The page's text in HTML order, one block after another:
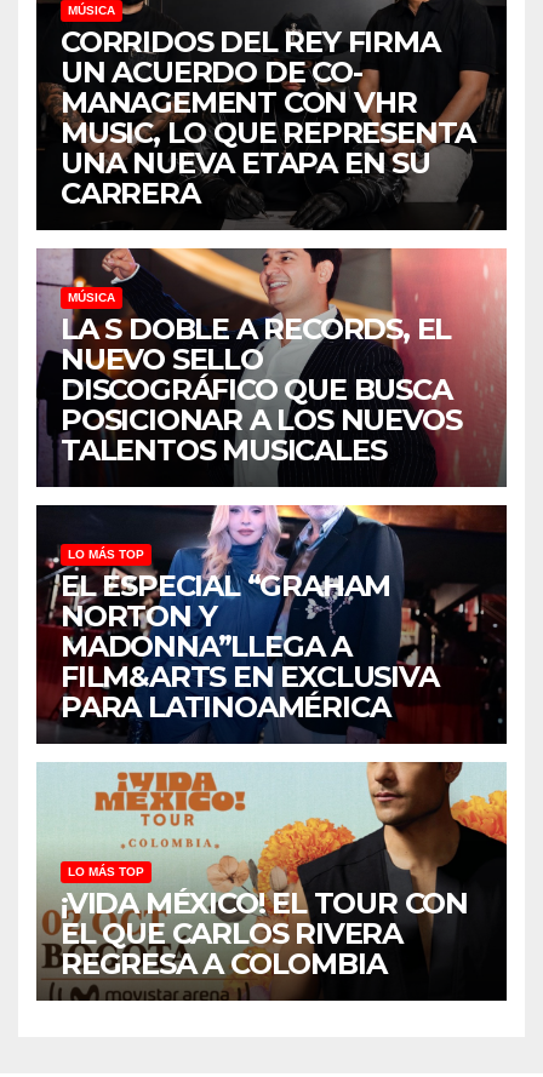
MÚSICA
CORRIDOS DEL REY FIRMA
UN ACUERDO DE CO-
MANAGEMENT CON VHR
MUSIC, LO QUE REPRESENTA
UNA NUEVA ETAPA EN SU
CARRERA
MÚSICA
LA S DOBLE A RECORDS, EL
NUEVO SELLO
DISCOGRÁFICO QUE BUSCA
POSICIONAR A LOS NUEVOS
TALENTOS MUSICALES
LO MÁS TOP
EL ESPECIAL “GRAHAM
NORTON Y
MADONNA”LLEGA A
FILM&ARTS EN EXCLUSIVA
PARA LATINOAMÉRICA
LO MÁS TOP
¡VIDA MÉXICO! EL TOUR CON
EL QUE CARLOS RIVERA
REGRESA A COLOMBIA